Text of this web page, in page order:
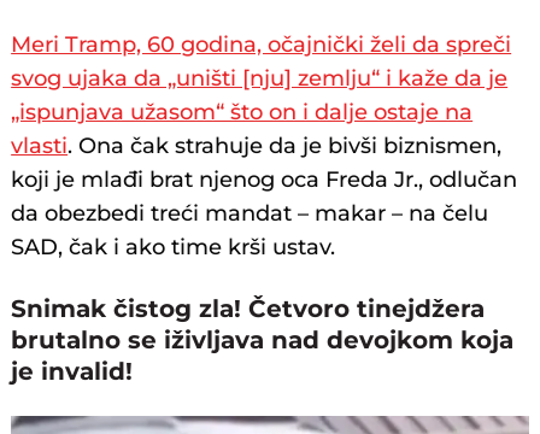
Meri Tramp, 60 godina, očajnički želi da spreči
svog ujaka da „uništi [nju] zemlju“ i kaže da je
„ispunjava užasom“ što on i dalje ostaje na
vlasti. Ona čak strahuje da je bivši biznismen,
koji je mlađi brat njenog oca Freda Jr., odlučan
da obezbedi treći mandat – makar – na čelu
SAD, čak i ako time krši ustav.
Snimak čistog zla! Četvoro tinejdžera
brutalno se iživljava nad devojkom koja
je invalid!